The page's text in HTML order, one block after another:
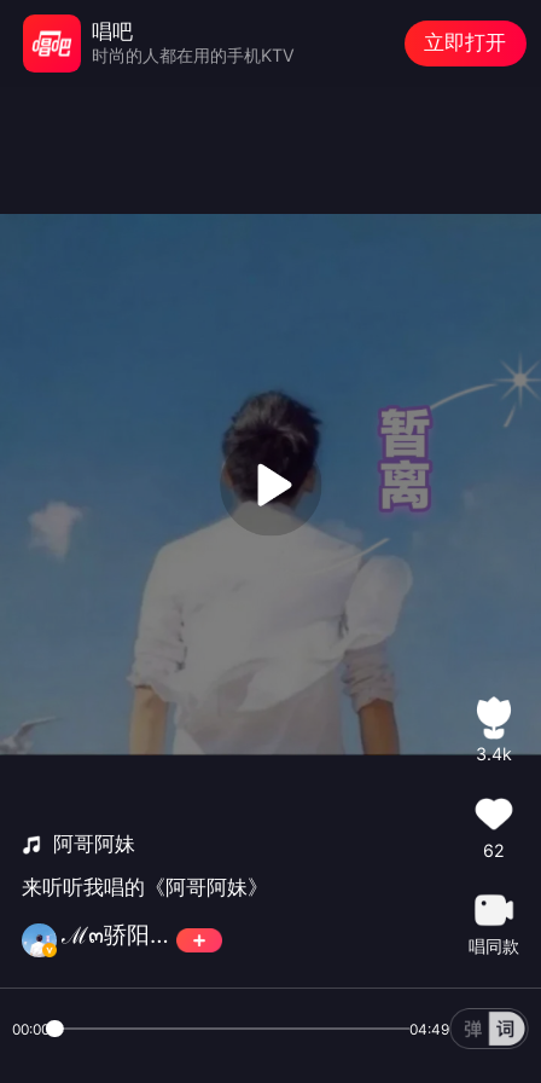
阿哥阿妹
来听听我唱的《阿哥阿妹》
ℳ๓骄阳ꦿ⁵²⁰
3.4k
62
唱同款
00:00 04:49
唱吧
时尚的人都在用的手机KTV
立即打开